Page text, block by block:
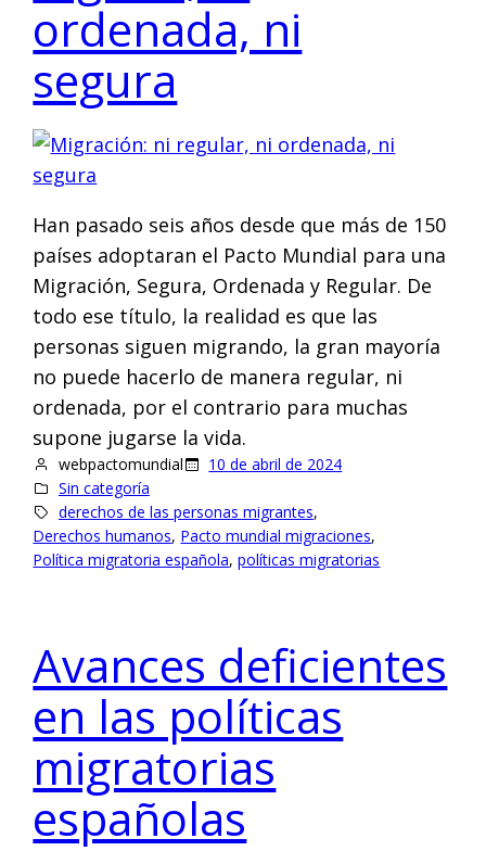
ordenada, ni
segura
Han pasado seis años desde que más de 150
países adoptaran el Pacto Mundial para una
Migración, Segura, Ordenada y Regular. De
todo ese título, la realidad es que las
personas siguen migrando, la gran mayoría
no puede hacerlo de manera regular, ni
ordenada, por el contrario para muchas
supone jugarse la vida.
webpactomundial
10 de abril de 2024
Sin categoría
derechos de las personas migrantes,
Derechos humanos, Pacto mundial migraciones,
Política migratoria española, políticas migratorias
Avances deficientes
en las políticas
migratorias
españolas